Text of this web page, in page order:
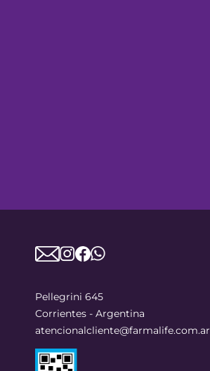
Pellegrini 645
Corrientes - Argentina
atencionalcliente@farmalife.com.ar